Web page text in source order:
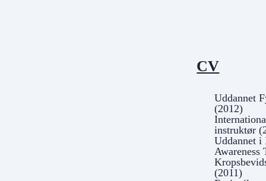
CV
Uddannet
(2012)
instruktør
Uddannet i
Awareness
(2011)